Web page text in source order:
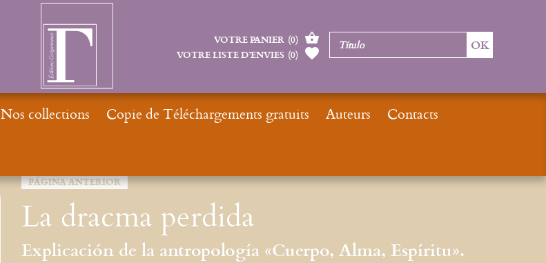
PÁGINA ANTERIOR
La dracma perdida
Explicación de la antropología «Cuerpo, Alma, Espíritu».
VOTRE PANIER (0)
VOTRE LISTE D’ENVIES (0)
Nos collections Copie de Téléchargements gratuits Auteurs
Contacts